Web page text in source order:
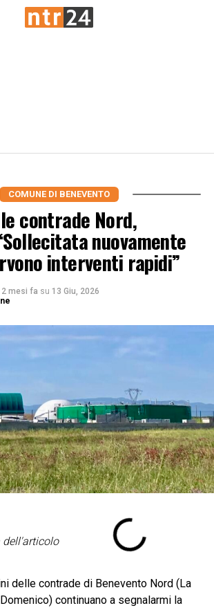
COMUNE DI BENEVENTO
contrade Nord,
nuovamente
interventi rapidi”
2 mesi fa su 13 Giu, 2026
dell'articolo
delle contrade di Benevento Nord (La
continuano a segnalarmi la